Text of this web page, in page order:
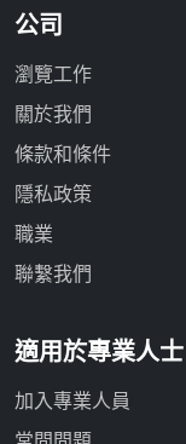
公司
瀏覽工作
關於我們
條款和條件
隱私政策
職業
聯繫我們
適用於專業人士
加入專業人員